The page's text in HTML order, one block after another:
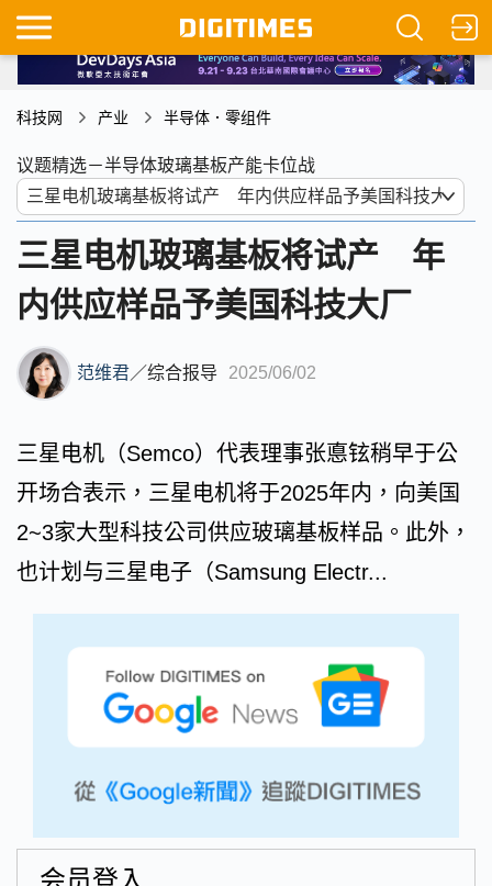
科技网 产业 半导体．零组件
议题精选－半导体玻璃基板产能卡位战
三星电机玻璃基板将试产 年
内供应样品予美国科技大厂
范维君／综合报导 2025/06/02
三星电机（Semco）代表理事张悳铉稍早于公
开场合表示，三星电机将于2025年内，向美国
2~3家大型科技公司供应玻璃基板样品。此外，
也计划与三星电子（Samsung Electr...